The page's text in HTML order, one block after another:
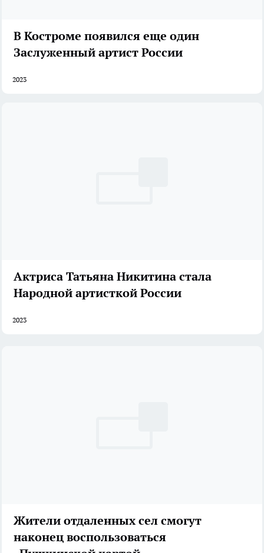
В Костроме появился еще один
Заслуженный артист России
2023
Актриса Татьяна Никитина стала
Народной артисткой России
2023
Жители отдаленных сел смогут
наконец воспользоваться